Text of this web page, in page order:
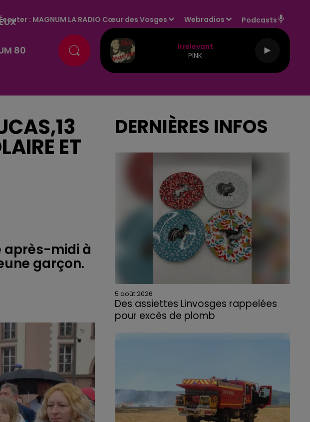
80
Écouter : MAGNUM LA RADIO Cœur des Vosges Webradios Podcasts
Irrelevant
PINK
ET
après-midi à
garçon.
DERNIÈRES INFOS
5 août 2026
Des assiettes Linvosges rappelées
pour excès de plomb